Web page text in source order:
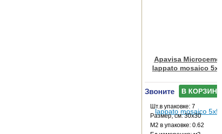
Apavisa
lappato mosaico
Звоните В КОРЗИНУ
Шт.в упаковке: 7
Размер, см: 30x30
М2 в упаковке: 0.62